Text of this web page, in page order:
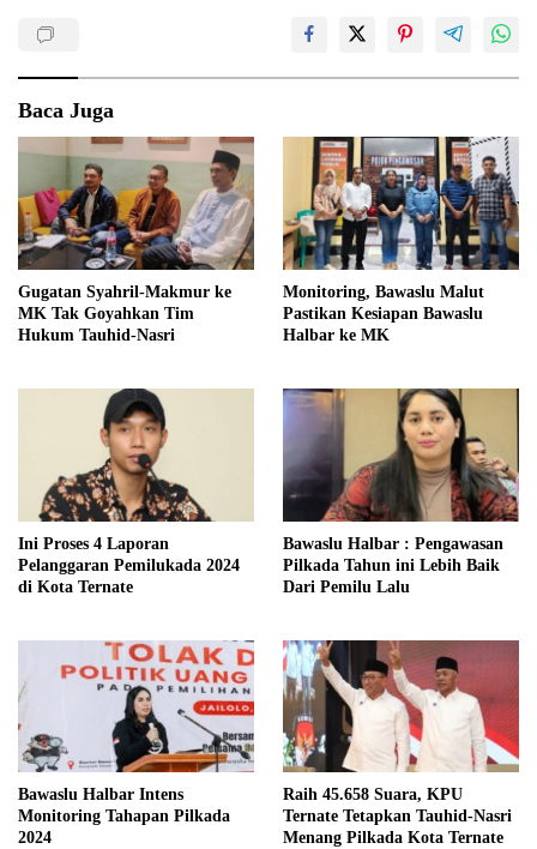
Baca Juga
Gugatan Syahril-Makmur ke
MK Tak Goyahkan Tim
Hukum Tauhid-Nasri
Monitoring, Bawaslu Malut
Pastikan Kesiapan Bawaslu
Halbar ke MK
Ini Proses 4 Laporan
Pelanggaran Pemilukada 2024
di Kota Ternate
Bawaslu Halbar : Pengawasan
Pilkada Tahun ini Lebih Baik
Dari Pemilu Lalu
Bawaslu Halbar Intens
Monitoring Tahapan Pilkada
2024
Raih 45.658 Suara, KPU
Ternate Tetapkan Tauhid-Nasri
Menang Pilkada Kota Ternate